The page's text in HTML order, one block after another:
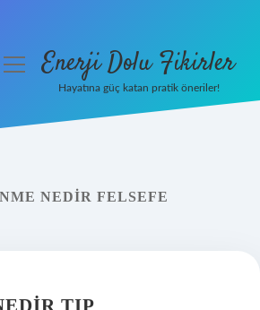
menüyüEnerji Dolu Fikirler
Hayatına güç katan pratik öneriler!
NEDIR FELSEFE
TIP